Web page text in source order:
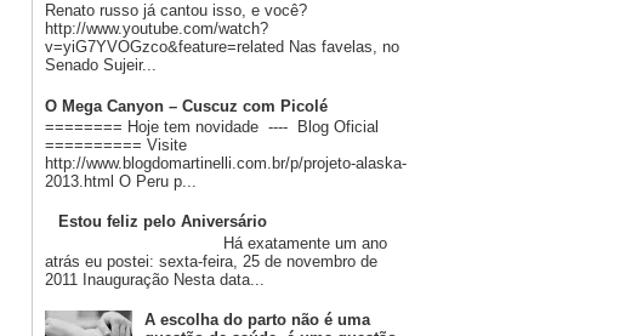
Renato russo já cantou isso, e você?
http://www.youtube.com/watch?
v=yiG7YVOGzco&feature=related Nas favelas, no
Senado Sujeir...
O Mega Canyon – Cuscuz com Picolé
======== Hoje tem novidade ---- Blog Oficial
========== Visite
http://www.blogdomartinelli.com.br/p/projeto-alaska-
2013.html O Peru p...
Estou feliz pelo Aniversário
Há exatamente um ano
atrás eu postei: sexta-feira, 25 de novembro de
2011 Inauguração Nesta data...
A escolha do parto não é uma